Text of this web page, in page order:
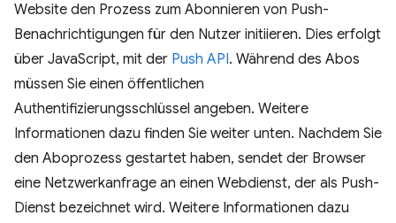
Website den Prozess zum Abonnieren von Push-
Benachrichtigungen für den Nutzer initiieren. Dies erfolgt
über JavaScript, mit der Push API. Während des Abos
müssen Sie einen öffentlichen
Authentifizierungsschlüssel angeben. Weitere
Informationen dazu finden Sie weiter unten. Nachdem Sie
den Aboprozess gestartet haben, sendet der Browser
eine Netzwerkanfrage an einen Webdienst, der als Push-
Dienst bezeichnet wird. Weitere Informationen dazu